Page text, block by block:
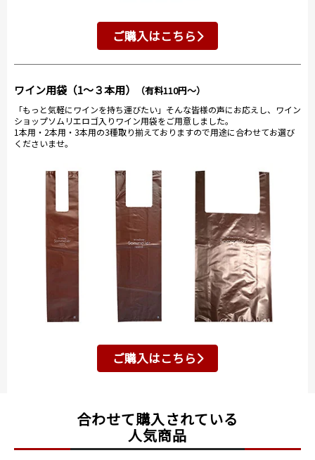
ご購入はこちら
ワイン用袋（1～３本用） （有料110円～）
「もっと気軽にワインを持ち運びたい」そんな皆様の声にお応えし、ワイン
ショップソムリエロゴ入りワイン用袋をご用意しました。
1本用・2本用・3本用の3種取り揃えておりますので用途に合わせてお選び
くださいませ。
ご購入はこちら
合わせて購入されている
人気商品